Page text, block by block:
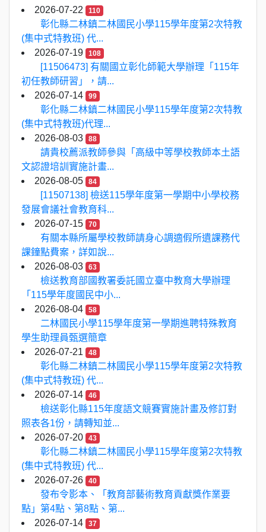
2026-07-22
110
彰化縣二林鎮二林國民小學115學年度第2次特教
(集中式特教班) 代...
2026-07-19
108
[11506473] 有關國立彰化師範大學辦理「115年
初任教師研習」，請...
2026-07-14
99
彰化縣二林鎮二林國民小學115學年度第2次特教
(集中式特教班)代理...
2026-08-03
88
請貴校薦派教師參與「高級中等學校教師本土語
文認證培訓實施計畫...
2026-08-05
84
[11507138] 檢送115學年度第一學期中小學校務
發展會議社會教育科...
2026-07-15
70
有關本縣所屬學校教師請身心調適假所遺課務代
課鐘點費案，詳如說...
2026-08-03
63
檢送教育部國教署委託國立臺中教育大學辦理
「115學年度國民中小...
2026-08-04
58
二林國民小學115學年度第一學期進聘特殊教育
學生助理員甄選簡章
2026-07-21
48
彰化縣二林鎮二林國民小學115學年度第2次特教
(集中式特教班) 代...
2026-07-14
46
檢送彰化縣115年度語文競賽實施計畫及修訂對
照表各1份，請轉知並...
2026-07-20
43
彰化縣二林鎮二林國民小學115學年度第2次特教
(集中式特教班) 代...
2026-07-26
40
發布令影本、「教育部藝術教育貢獻獎作業要
點」第4點、第8點、第...
2026-07-14
37